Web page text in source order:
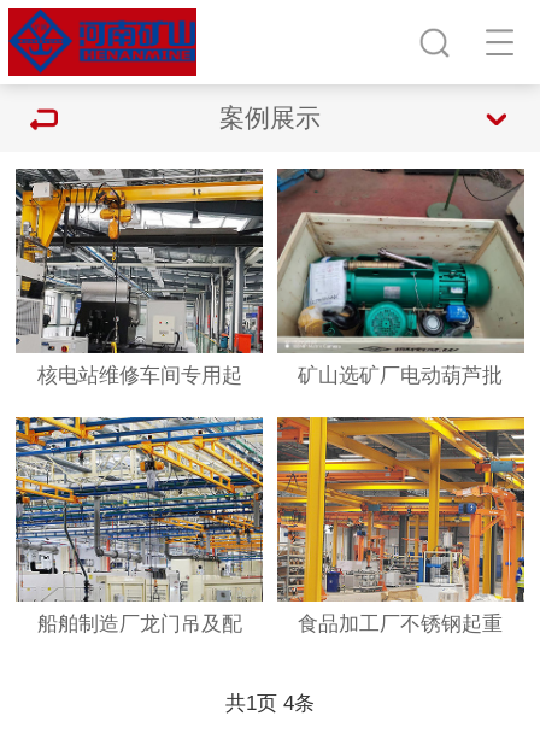
案例展示
核电站维修车间专用起 矿山选矿厂电动葫芦批
船舶制造厂龙门吊及配 食品加工厂不锈钢起重
共1页 4条